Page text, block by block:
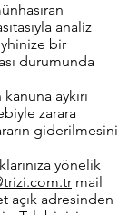
analiz
bir
durumunda
aykırı
zarara
giderilmesini
yönelik
mail
açık adresinden